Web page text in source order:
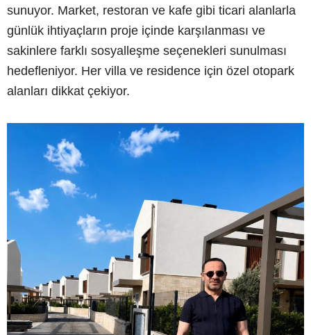
sunuyor. Market, restoran ve kafe gibi ticari alanlarla
günlük ihtiyaçların proje içinde karşılanması ve
sakinlere farklı sosyalleşme seçenekleri sunulması
hedefleniyor. Her villa ve residence için özel otopark
alanları dikkat çekiyor.